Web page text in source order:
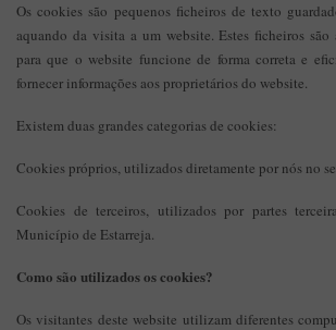
Os cookies são pequenos ficheiros de texto
aquando da visita a um website. Estes ficheiros
para que o website funcione de forma correta e
fornecer informações aos proprietários do website.
Existem duas grandes categorias de cookies:
Cookies próprios, utilizados diretamente por nós no
Cookies de terceiros, utilizados por partes
Município de Estarreja.
Como são utilizados os cookies?
Os visitantes deste website utilizam diferentes